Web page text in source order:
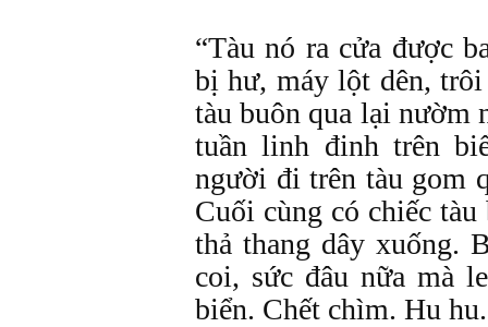
“Tàu nó ra cửa được
bị hư, máy lột dên,
tàu buôn qua lại nườm
tuần linh đinh trên
người đi trên tàu gom
Cuối cùng có chiếc
thả thang dây xuống.
coi, sức đâu nữa mà
biển. Chết chìm. Hu